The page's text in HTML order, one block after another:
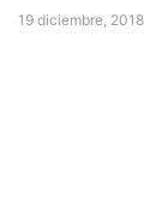
19 diciembre, 2018